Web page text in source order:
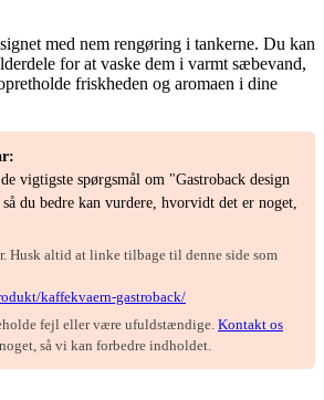
med nem rengøring i tankerne. Du kan
for at vaske dem i varmt sæbevand,
friskheden og aromaen i dine
vigtigste spørgsmål om "Gastroback design
du bedre kan vurdere, hvorvidt det er noget,
Husk altid at linke tilbage til denne side som
kaffekvaern-gastroback/
fejl eller være ufuldstændige. Kontakt os
så vi kan forbedre indholdet.